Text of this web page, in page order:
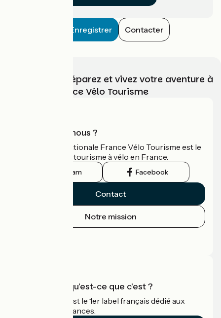
Enregistrer Contacter
Choisissez, préparez et vivez votre aventure à
vélo avec France Vélo Tourisme
Qui sommes-nous ?
L'association nationale France Vélo Tourisme est le
guide officiel du tourisme à vélo en France.
Instagram Facebook
Contact
Notre mission
Accueil Vélo qu'est-ce que c'est ?
Accueil Vélo c'est le 1er label français dédié aux
cyclistes en vacances.